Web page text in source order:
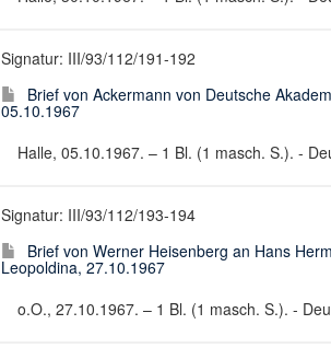
Signatur: III/93/112/191-192
Brief von Ackermann von Deutsche
05.10.1967
Halle, 05.10.1967. – 1 Bl. (1 masch. S.). -
Signatur: III/93/112/193-194
Brief von Werner Heisenberg an Hans
Leopoldina, 27.10.1967
o.O., 27.10.1967. – 1 Bl. (1 masch. S.). -